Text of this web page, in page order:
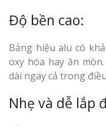
Độ bền cao:
Bảng hiệu alu có
oxy hóa hay ăn
dài ngay cả trong
Nhẹ và dễ lắp